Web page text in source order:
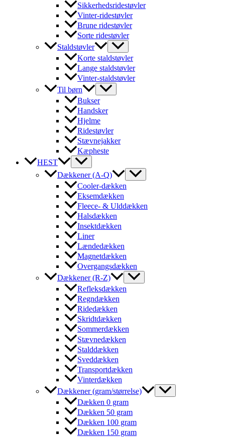
Sikkerhedsridestøvler
Vinter-ridestøvler
Brune ridestøvler
Sorte ridestøvler
Staldstøvler
Korte staldstøvler
Lange staldstøvler
Vinter-staldstøvler
Til børn
Bukser
Handsker
Hjelme
Ridestøvler
Stævnejakker
Kæpheste
HEST
Dækkener (A-Q)
Cooler-dækken
Eksemdækken
Fleece- & Ulddækken
Halsdækken
Insektdækken
Liner
Lændedækken
Magnetdækken
Overgangsdækken
Dækkener (R-Z)
Refleksdækken
Regndækken
Ridedækken
Skridtdækken
Sommerdækken
Stævnedækken
Stalddækken
Sveddækken
Transportdækken
Vinterdækken
Dækkener (gram/størrelse)
Dækken 0 gram
Dækken 50 gram
Dækken 100 gram
Dækken 150 gram